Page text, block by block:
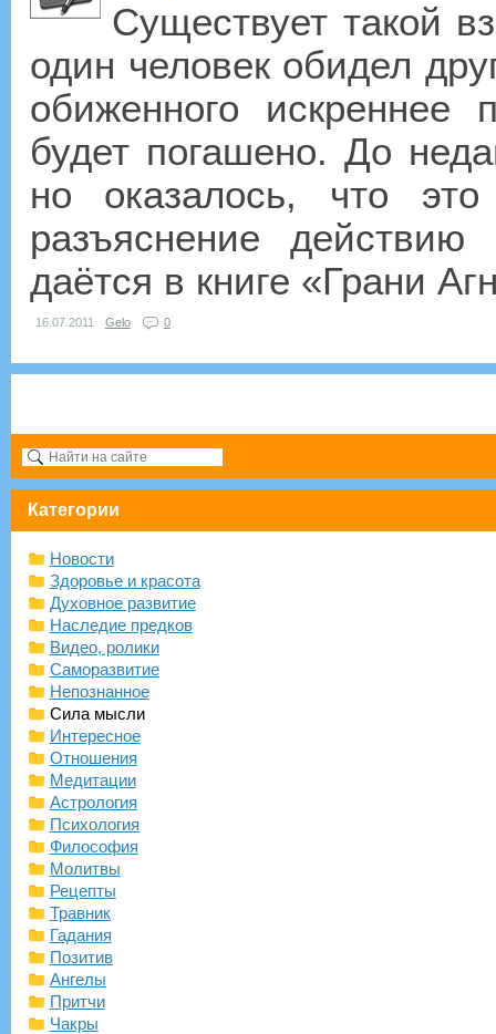
Существует такой
один человек обидел
обиженного
будет погашено. До
но оказалось, что
разъяснение действию
даётся в книге «Грани
16.07.2011 Gelo 0
Категории
Новости
Здоровье и красота
Духовное развитие
Наследие предков
Видео, ролики
Саморазвитие
Непознанное
Сила мысли
Интересное
Отношения
Медитации
Астрология
Психология
Философия
Молитвы
Рецепты
Травник
Гадания
Позитив
Ангелы
Притчи
Чакры